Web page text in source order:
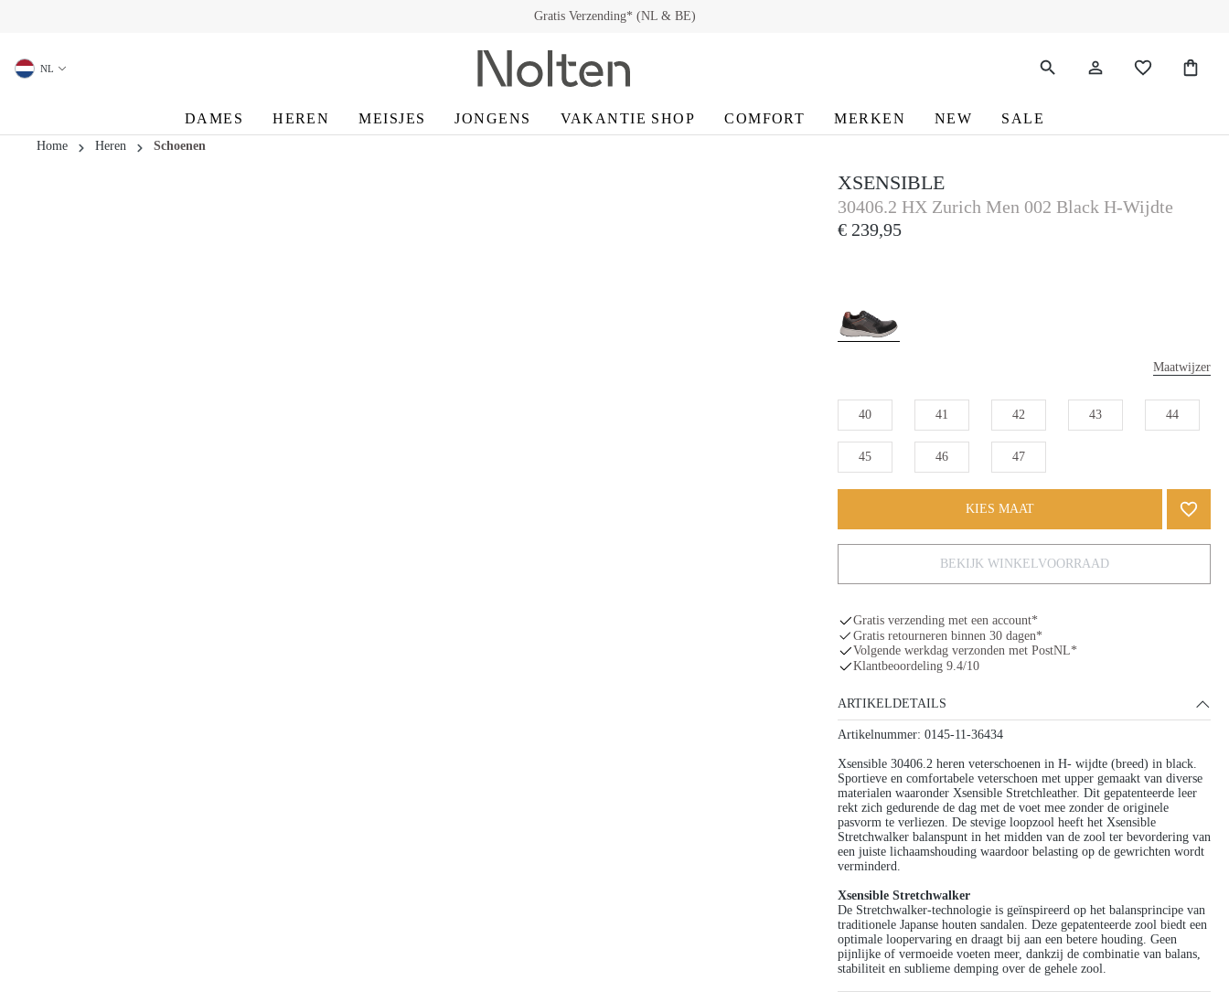
Gratis Verzending* (NL & BE)
Gratis Retour* (NL & BE)
NL
DAMES HEREN MEISJES JONGENS VAKANTIE SHOP COMFORT MERKEN NEW SALE
Home Heren Schoenen
XSENSIBLE
Xsensible
30406.2 HX Zurich Men 002 Black H-Wijdte
€ 239,95
Maatwijzer
40 41 42 43 44
45 46 47
KIES MAAT
BEKIJK WINKELVOORRAAD
Gratis verzending met een account*
Gratis retourneren binnen 30 dagen*
Volgende werkdag verzonden met PostNL*
Klantbeoordeling 9.4/10
ARTIKELDETAILS
Artikelnummer: 0145-11-36434
Xsensible 30406.2 heren veterschoenen in H- wijdte (breed) in black.
Sportieve en comfortabele veterschoen met upper gemaakt van diverse
materialen waaronder Xsensible Stretchleather. Dit gepatenteerde leer
rekt zich gedurende de dag met de voet mee zonder de originele
pasvorm te verliezen. De stevige loopzool heeft het Xsensible
Stretchwalker balanspunt in het midden van de zool ter bevordering van
een juiste lichaamshouding waardoor belasting op de gewrichten wordt
verminderd.
Xsensible Stretchwalker
De Stretchwalker-technologie is geïnspireerd op het balansprincipe van
traditionele Japanse houten sandalen. Deze gepatenteerde zool biedt een
optimale loopervaring en draagt ​​bij aan een betere houding. Geen
pijnlijke of vermoeide voeten meer, dankzij de combinatie van balans,
stabiliteit en sublieme demping over de gehele zool.